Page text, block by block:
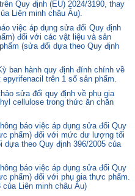
Quy định (EU) 2024/3190, thay
Liên minh châu Âu).
việc áp dụng sửa đổi Quy định
đối với các vật liệu và sản
(sửa đổi dựa theo Quy định
ban hành quy định đính chính về
trên 1 số sản phẩm.
sửa đổi quy định về phụ gia
cellulose trong thức ăn chăn
báo việc áp dụng sửa đổi Quy
phẩm) đối với mức dư lượng tối
theo Quy định 396/2005 của
báo việc áp dụng sửa đổi Quy
phẩm) đối với phụ gia thực phẩm.
Liên minh châu Âu)